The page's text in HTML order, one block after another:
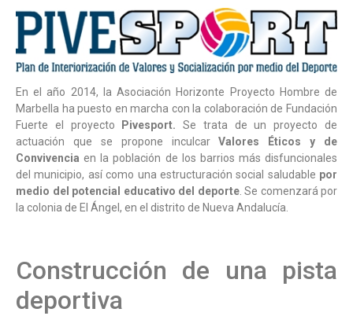
En el año 2014, la Asociación Horizonte Proyecto Hombre de
Marbella ha puesto en marcha con la colaboración de Fundación
Fuerte el proyecto Pivesport.Se trata de un proyecto de
actuación que se propone inculcarValores Éticos y de
Convivencia en la población de los barrios más disfuncionales
del municipio, así como una estructuración social saludable por
medio del potencial educativo del deporte. Se comenzará por
la colonia de El Ángel, en el distrito de Nueva Andalucía.
Construcción de una pista
deportiva